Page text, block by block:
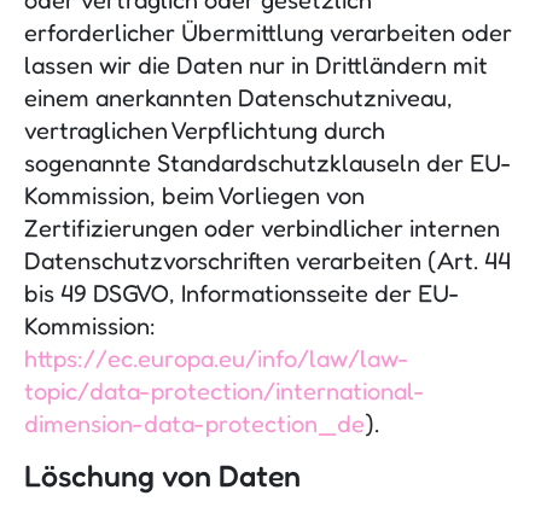
erforderlicher Übermittlung verarbeiten oder
lassen wir die Daten nur in Drittländern mit
einem anerkannten Datenschutzniveau,
vertraglichen Verpflichtung durch
sogenannte Standardschutzklauseln der EU-
Kommission, beim Vorliegen von
Zertifizierungen oder verbindlicher internen
Datenschutzvorschriften verarbeiten (Art. 44
bis 49 DSGVO, Informationsseite der EU-
Kommission:
https://ec.europa.eu/info/law/law-
topic/data-protection/international-
dimension-data-protection_de).
Löschung von Daten